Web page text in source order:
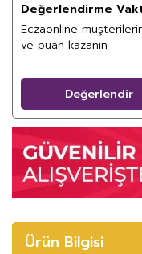
Değerlendirme
Eczaonline
ve puan kazanın
Değerlendir
Ürün Bilgisi